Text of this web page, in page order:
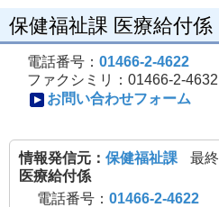
保健福祉課 医療給付係
電話番号： 01466-2-4622
ファクシミリ：01466-2-4632
お問い合わせフォーム
最
情報発信元： 保健福祉課
医療給付係
電話番号： 01466-2-4622